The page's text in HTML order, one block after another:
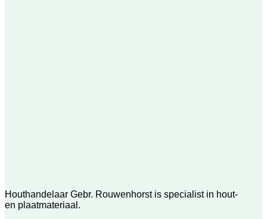
Houthandelaar Gebr. Rouwenhorst is specialist in hout-
en plaatmateriaal.